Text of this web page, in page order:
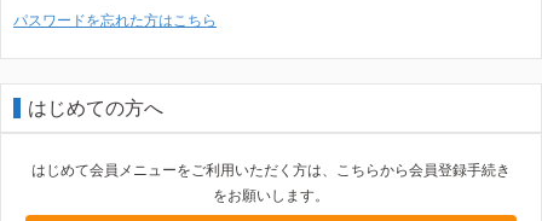
パスワードを忘れた方はこちら
はじめての方へ
はじめて会員メニューをご利用いただく方は、こちらから会員登録手続き
をお願いします。